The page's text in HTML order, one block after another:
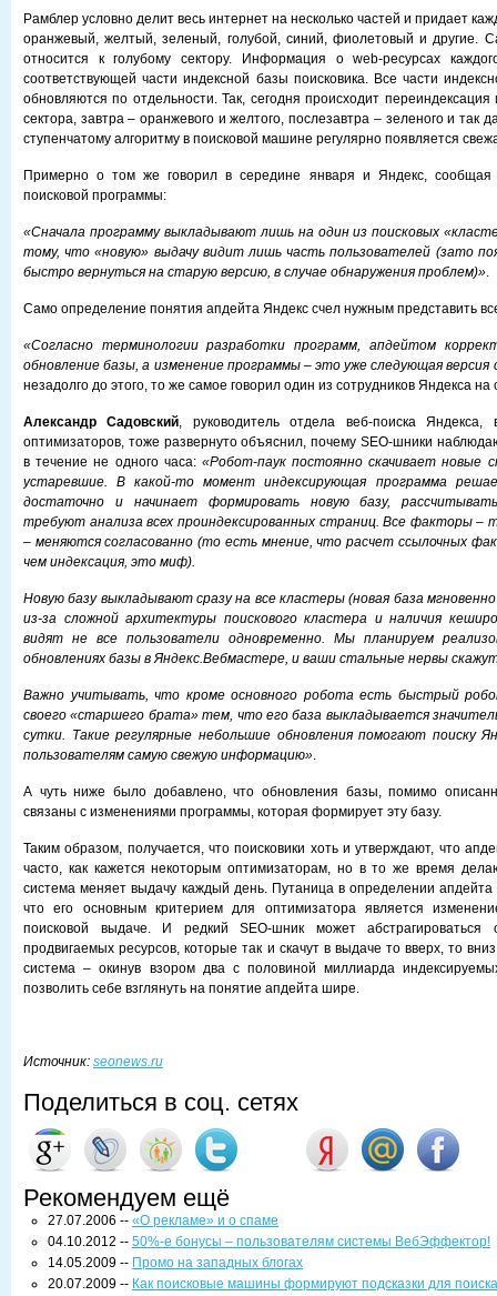
Рамблер условно делит весь интернет на несколько частей и придает
оранжевый, желтый, зеленый, голубой, синий, фиолетовый и другие.
относится к голубому сектору. Информация о web-ресурсах
соответствующей части индексной базы поисковика. Все части
обновляются по отдельности. Так, сегодня происходит переиндексация
сектора, завтра – оранжевого и желтого, послезавтра – зеленого и так
ступенчатому алгоритму в поисковой машине регулярно появляется
Примерно о том же говорил в середине января и Яндекс, сообщая
поисковой программы:
«Сначала программу выкладывают лишь на один из поисковых
тому, что «новую» выдачу видит лишь часть пользователей (зато
быстро вернуться на старую версию, в случае обнаружения проблем)».
Само определение понятия апдейта Яндекс счел нужным представить
«Согласно терминологии разработки программ, апдейтом
обновление базы, а изменение программы – это уже следующая версия
незадолго до этого, то же самое говорил один из сотрудников Яндекса на
Александр Садовский, руководитель отдела веб-поиска Яндекса,
оптимизаторов, тоже развернуто объяснил, почему SEO-шники
в течение не одного часа: «Робот-паук постоянно скачивает новые
устаревшие. В какой-то момент индексирующая программа
достаточно и начинает формировать новую базу,
требуют анализа всех проиндексированных страниц. Все факторы –
– меняются согласованно (то есть мнение, что расчет ссылочных
чем индексация, это миф).
Новую базу выкладывают сразу на все кластеры (новая база
из-за сложной архитектуры поискового кластера и наличия
видят не все пользователи одновременно. Мы планируем
обновлениях базы в Яндекс.Вебмастере, и ваши стальные нервы
Важно учитывать, что кроме основного робота есть быстрый
своего «старшего брата» тем, что его база выкладывается
сутки. Такие регулярные небольшие обновления помогают поиску
пользователям самую свежую информацию».
А чуть ниже было добавлено, что обновления базы, помимо
связаны с изменениями программы, которая формирует эту базу.
Таким образом, получается, что поисковики хоть и утверждают, что
часто, как кажется некоторым оптимизаторам, но в то же время
система меняет выдачу каждый день. Путаница в определении апдейта
что его основным критерием для оптимизатора является
поисковой выдаче. И редкий SEO-шник может абстрагироваться
продвигаемых ресурсов, которые так и скачут в выдаче то вверх, то
система – окинув взором два с половиной миллиарда
позволить себе взглянуть на понятие апдейта шире.
Источник: seonews.ru
Поделиться в соц. сетях
Рекомендуем ещё
27.07.2006 -- «О рекламе» и о спаме
04.10.2012 -- 50%-е бонусы – пользователям системы ВебЭффектор!
14.05.2009 -- Промо на западных блогах
20.07.2009 -- Как поисковые машины формируют подсказки для поиска